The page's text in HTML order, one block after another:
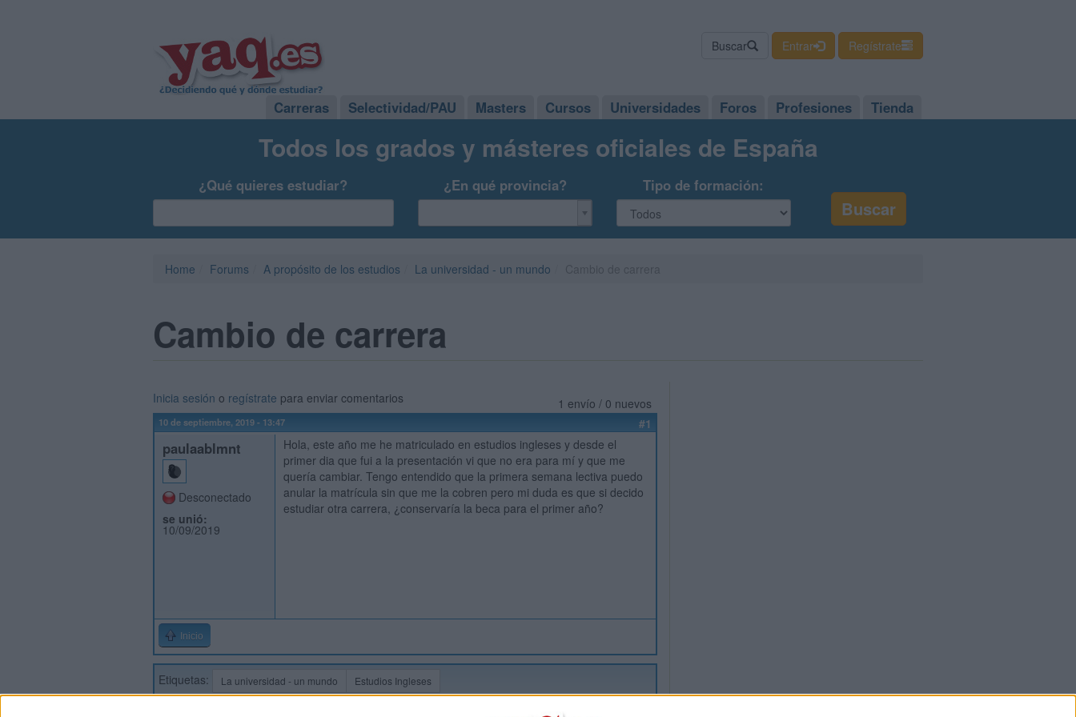
Buscar Entrar Regístrate
Carreras Selectividad/PAU Masters Cursos Universidades Foros Profesiones Tienda
Todos los grados y másteres oficiales de España
¿Qué quieres estudiar? ¿En qué provincia? Tipo de formación:
Home Forums A propósito de los estudios La universidad - un mundo
Cambio de carrera
1 envío / 0 nuevos
Inicia sesión o regístrate para enviar comentarios
10 de septiembre, 2019 - 13:47 #1
paulaablmnt
Desconectado
se unió:
10/09/2019
Hola, este año me he matriculado en estudios ingleses y desde el
primer dia que fui a la presentación vi que no era para mí y que me
quería cambiar. Tengo entendido que la primera semana lectiva puedo
anular la matrícula sin que me la cobren pero mi duda es que si decido
estudiar otra carrera, ¿conservaría la beca para el primer año?
Inicio
Etiquetas: La universidad - un mundo Estudios Ingleses